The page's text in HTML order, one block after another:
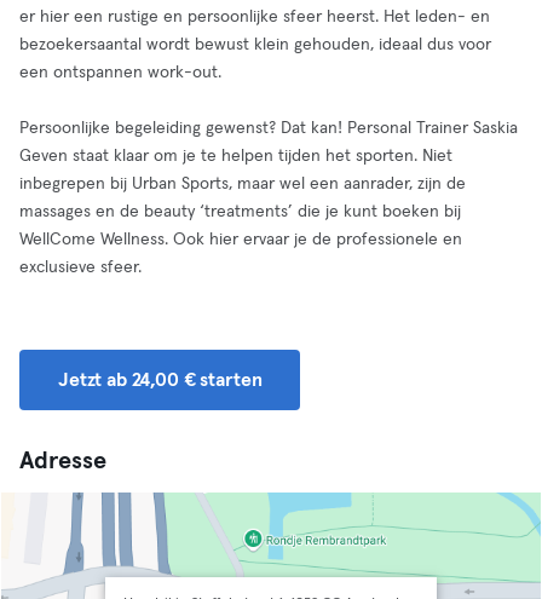
er hier een rustige en persoonlijke sfeer heerst. Het leden- en
bezoekersaantal wordt bewust klein gehouden, ideaal dus voor
een ontspannen work-out.
Persoonlijke begeleiding gewenst? Dat kan! Personal Trainer Saskia
Geven staat klaar om je te helpen tijden het sporten. Niet
inbegrepen bij Urban Sports, maar wel een aanrader, zijn de
massages en de beauty ‘treatments’ die je kunt boeken bij
WellCome Wellness. Ook hier ervaar je de professionele en
exclusieve sfeer.
Jetzt ab 24,00 € starten
Adresse